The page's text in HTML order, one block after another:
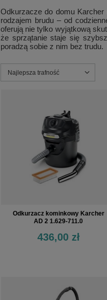
Odkurzacze do domu
rodzajem brudu – od
oferują nie tylko wyjątkową
że sprzątanie staje się
poradzą sobie z nim bez trudu.
Zmień sortowanie
Najlepsza trafność
Odkurzacz kominkowy Karcher
AD 2 1.629-711.0
436,00 zł